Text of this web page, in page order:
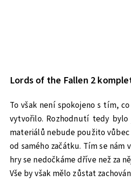
Lords of the Fallen 2
To však není spokojeno s tím,
vytvořilo. Rozhodnutí tedy bylo
materiálů nebude použito vůbec
od samého začátku. Tím se nám
hry se nedočkáme dříve než za
Vše by však mělo zůstat